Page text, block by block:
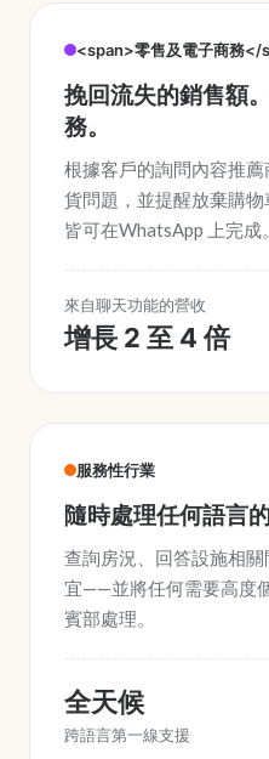
<span>零售及電子商務</
挽回流失的銷售額
務。
根據客戶的詢問內容推
貨問題，並提醒放棄購
皆可在WhatsApp 上完成。
來自聊天功能的營收
增長 2 至 4 倍
服務性行業
隨時處理任何語言
查詢房況、回答設施相
宜——並將任何需要高度
賓部處理。
全天候
跨語言第一線支援